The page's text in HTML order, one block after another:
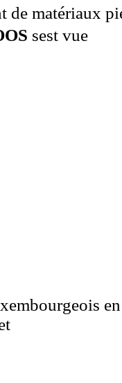
de matériaux
sest vue